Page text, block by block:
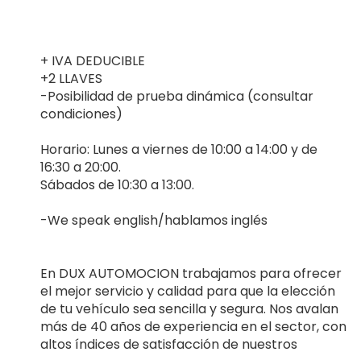
+ IVA DEDUCIBLE
+2 LLAVES
-Posibilidad de prueba dinámica (consultar
condiciones)
Horario: Lunes a viernes de 10:00 a 14:00 y de
16:30 a 20:00.
Sábados de 10:30 a 13:00.
-We speak english/hablamos inglés
En DUX AUTOMOCION trabajamos para ofrecer
el mejor servicio y calidad para que la elección
de tu vehículo sea sencilla y segura. Nos avalan
más de 40 años de experiencia en el sector, con
altos índices de satisfacción de nuestros